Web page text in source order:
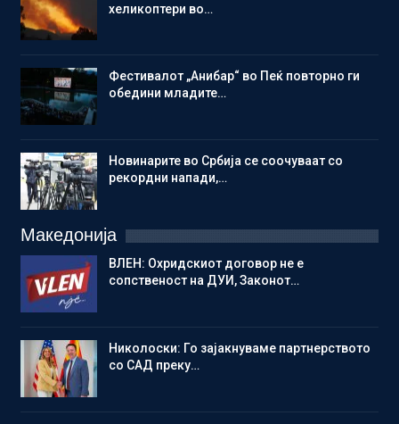
хеликоптери во…
Фестивалот „Анибар“ во Пеќ повторно ги
обедини младите…
Новинарите во Србија се соочуваат со
рекордни напади,…
Македонија
ВЛЕН: Охридскиот договор не е
сопственост на ДУИ, Законот…
Николоски: Го зајакнуваме партнерството
со САД преку…